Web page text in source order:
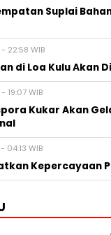
Suplai
22:58 WIB
di Loa Kulu Akan
19:07 WIB
Kukar Akan
04:13 WIB
Kepercayaan